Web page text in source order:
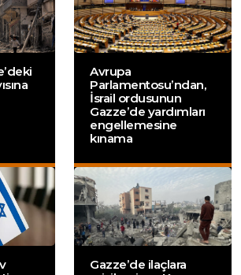
Avrupa
Parlamentosu’ndan,
İsrail ordusunun
Gazze’de yardımları
engellemesine
kınama
Gazze’de ilaçlara